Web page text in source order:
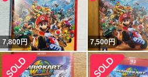
7,800円 7,500円